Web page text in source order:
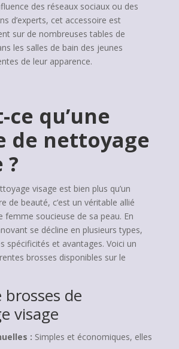
des réseaux sociaux ou des
d’experts, cet accessoire est
sur de nombreuses tables de
les salles de bain des jeunes
de leur apparence.
ce qu’une
de nettoyage
?
visage est bien plus qu’un
de beauté, c’est un véritable allié
femme soucieuse de sa peau. En
se décline en plusieurs types,
spécificités et avantages. Voici un
brosses disponibles sur le
brosses de
visage
: Simples et économiques, elles